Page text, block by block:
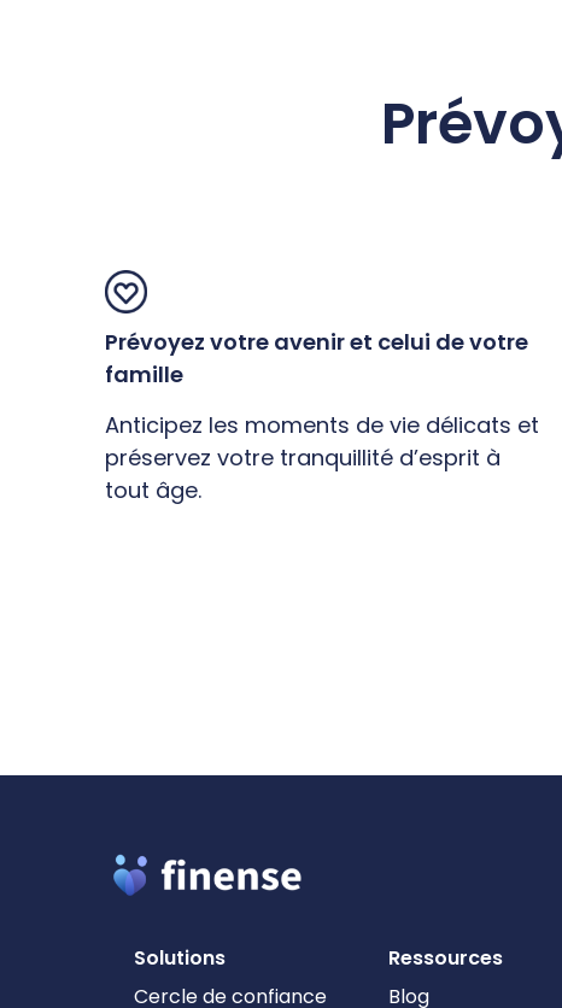
Prévoyez votre avenir et celui de votre
famille
Anticipez les moments de vie délicats et
préservez votre tranquillité d’esprit à
tout âge.
Solutions
Cercle de confiance
Ressources
Blog